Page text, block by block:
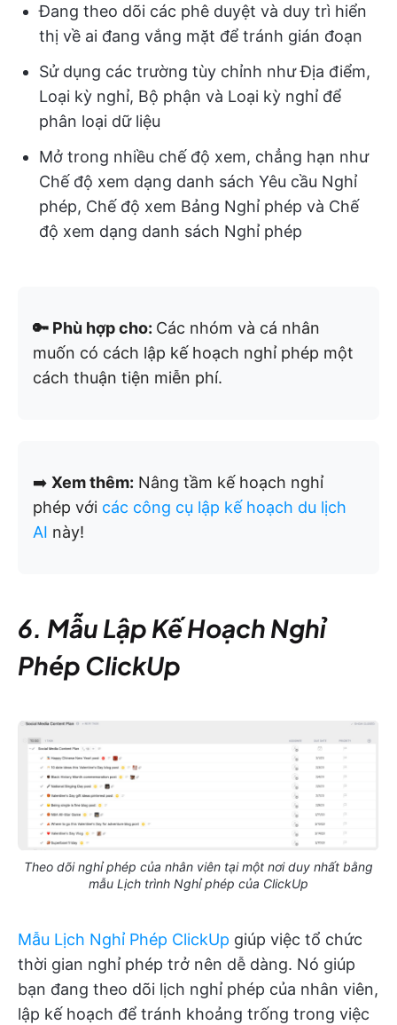
Đang theo dõi các phê duyệt và duy trì hiển
thị về ai đang vắng mặt để tránh gián đoạn
Sử dụng các trường tùy chỉnh như Địa điểm,
Loại kỳ nghỉ, Bộ phận và Loại kỳ nghỉ để
phân loại dữ liệu
Mở trong nhiều chế độ xem, chẳng hạn như
Chế độ xem dạng danh sách Yêu cầu Nghỉ
phép, Chế độ xem Bảng Nghỉ phép và Chế
độ xem dạng danh sách Nghỉ phép
🔑 Phù hợp cho: Các nhóm và cá nhân
muốn có cách lập kế hoạch nghỉ phép một
cách thuận tiện miễn phí.
➡️ Xem thêm: Nâng tầm kế hoạch nghỉ
phép với các công cụ lập kế hoạch du lịch
AI này!
6. Mẫu Lập Kế Hoạch Nghỉ
Phép ClickUp
Theo dõi nghỉ phép của nhân viên tại một nơi duy nhất bằng
mẫu Lịch trình Nghỉ phép của ClickUp
Mẫu Lịch Nghỉ Phép ClickUp giúp việc tổ chức
thời gian nghỉ phép trở nên dễ dàng. Nó giúp
bạn đang theo dõi lịch nghỉ phép của nhân viên,
lập kế hoạch để tránh khoảng trống trong việc